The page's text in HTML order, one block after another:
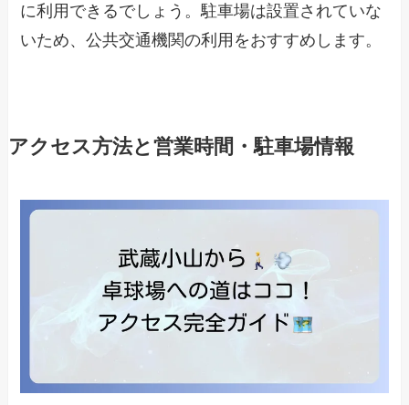
に利用できるでしょう。駐車場は設置されていな
いため、公共交通機関の利用をおすすめします。
アクセス方法と営業時間・駐車場情報